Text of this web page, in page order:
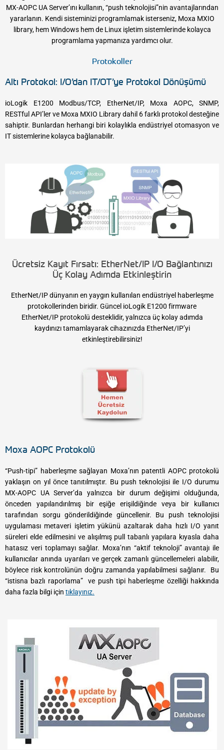
MX-AOPC UA Server’ını kullanın, “push teknolojisi”nin avantajlarından
yararlanın. Kendi sisteminizi programlamak isterseniz, Moxa MXIO
library, hem Windows hem de Linux işletim sistemlerinde kolayca
programlama yapmanıza yardımcı olur.
Protokoller
Altı Protokol: I/O’dan IT/OT’ye Protokol Dönüşümü
ioLogik E1200 Modbus/TCP, EtherNet/IP, Moxa AOPC, SNMP,
RESTful API’ler ve Moxa MXIO Library dahil 6 farklı protokol desteğine
sahiptir. Bunlardan herhangi biri kolaylıkla endüstriyel otomasyon ve
IT sistemlerine kolayca bağlanabilir.
Ücretsiz Kayıt Fırsatı: EtherNet/IP I/O Bağlantınızı
Üç Kolay Adımda Etkinleştirin
EtherNet/IP dünyanın en yaygın kullanılan endüstriyel haberleşme
protokollerinden biridir. Güncel ioLogik E1200 firmware
EtherNet/IP protokolü desteklidir, yalnızca üç kolay adımda
kaydınızı tamamlayarak cihazınızda EtherNet/IP’yi
etkinleştirebilirsiniz!​
Moxa AOPC Protokolü
“Push-tipi” haberleşme sağlayan Moxa’nın patentli AOPC protokolü
yaklaşın on yıl önce tanıtılmıştır. Bu push teknolojisi ile I/O durumu
MX-AOPC UA Server’da yalnızca bir durum değişimi olduğunda,
önceden yapılandırılmış bir eşiğe erişildiğinde veya bir kullanıcı
tarafından sorgu gönderildiğinde güncellenir. Bu push teknolojisi
uygulaması metaveri işletim yükünü azaltarak daha hızlı I/O yanıt
süreleri elde edilmesini ve alışılmış pull tabanlı yapılara kıyasla daha
hatasız veri toplamayı sağlar. Moxa’nın “aktif teknoloji” avantajı ile
kullanıcılar anında uyarıları ve gerçek zamanlı güncellemeleri alabilir,
böylece risk kontrolünün doğru zamanda yapılabilmesi sağlanır. Bu
“istisna bazlı raporlama” ve push tipi haberleşme özelliği hakkında
daha fazla bilgi için tıklayınız.